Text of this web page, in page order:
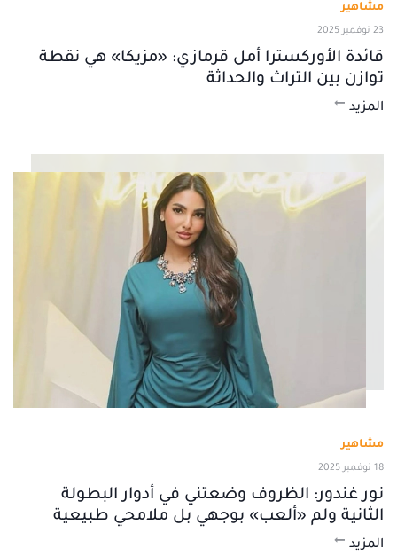
مشاهير
23 نوفمبر 2025
قائدة الأوركسترا أمل قرمازي: «مزيكا» هي نقطة
توازن بين التراث والحداثة
المزيد
مشاهير
18 نوفمبر 2025
نور غندور: الظروف وضعتني في أدوار البطولة
الثانية ولم «ألعب» بوجهي بل ملامحي طبيعية
المزيد